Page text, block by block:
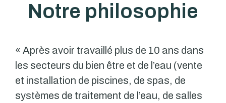
Notre philosophie
« Après avoir travaillé plus de 10 ans dans
les secteurs du bien être et de l’eau (vente
et installation de piscines, de spas, de
systèmes de traitement de l’eau, de salles